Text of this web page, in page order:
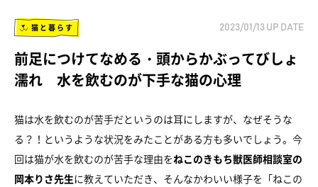
猫と暮らす 2023/01/13 UP DATE
前足につけてなめる・頭からかぶってびしょ
濡れ 水を飲むのが下手な猫の心理
猫は水を飲むのが苦手だというのは耳にしますが、なぜそうな
る？！というような状況をみたことがある方も多いでしょう。今
回は猫が水を飲むのが苦手な理由をねこのきもち獣医師相談室の
岡本りさ先生に教えていただき、そんなかわいい様子を「ねこの